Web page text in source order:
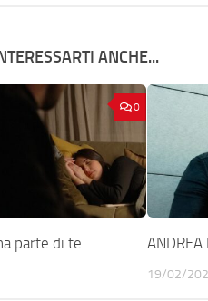
ANCHE...
0
parte di te
19/02/